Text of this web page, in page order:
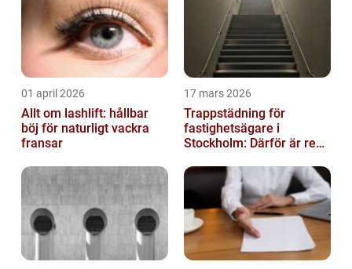
01 april 2026
Allt om lashlift: hållbar
böj för naturligt vackra
fransar
17 mars 2026
Trappstädning för
fastighetsägare i
Stockholm: Därför är rena
investering